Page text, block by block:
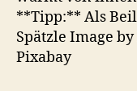
**Tipp:** Als
Spätzle Image
Pixabay